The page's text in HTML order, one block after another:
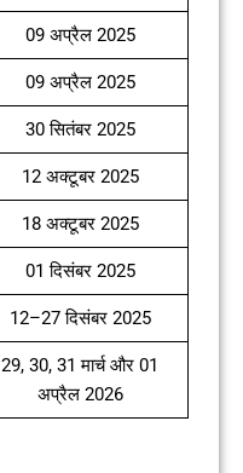
09 अप्रैल 2025
09 अप्रैल 2025
30 सितंबर 2025
12 अक्टूबर 2025
18 अक्टूबर 2025
01 दिसंबर 2025
12–27 दिसंबर 2025
29, 30, 31 मार्च और 01
अप्रैल 2026